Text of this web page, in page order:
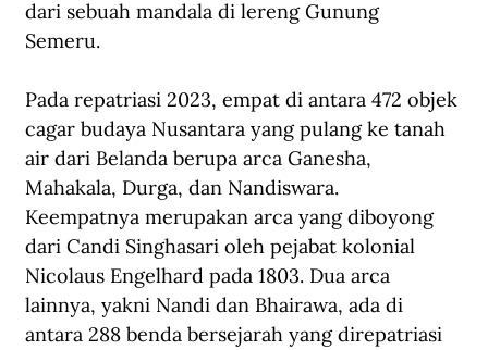
dari sebuah mandala di lereng Gunung
Semeru.
Pada repatriasi 2023, empat di antara 472 objek
cagar budaya Nusantara yang pulang ke tanah
air dari Belanda berupa arca Ganesha,
Mahakala, Durga, dan Nandiswara.
Keempatnya merupakan arca yang diboyong
dari Candi Singhasari oleh pejabat kolonial
Nicolaus Engelhard pada 1803. Dua arca
lainnya, yakni Nandi dan Bhairawa, ada di
antara 288 benda bersejarah yang direpatriasi